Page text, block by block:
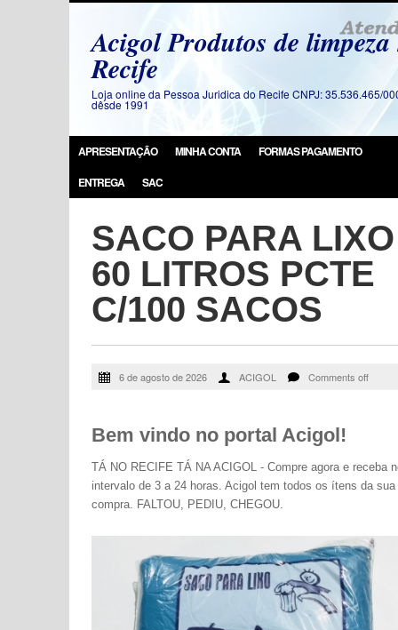
Acigol Produtos de
Recife
Loja online da Pessoa Juridica do Recife CNPJ: 35.536.465/
dêsde 1991
APRESENTAÇÃO MINHA CONTA
FORMAS PAGAMENTO
ENTREGA
SAC
SACO PARA LIXO
60 LITROS PCTE
C/100 SACOS
6 de agosto de 2026 ACIGOL Comments off
Bem vindo no portal Acigol!
TÁ NO RECIFE TÁ NA ACIGOL - Compre agora e receba
intervalo de 3 a 24 horas. Acigol tem todos os ítens da sua
compra. FALTOU, PEDIU, CHEGOU.